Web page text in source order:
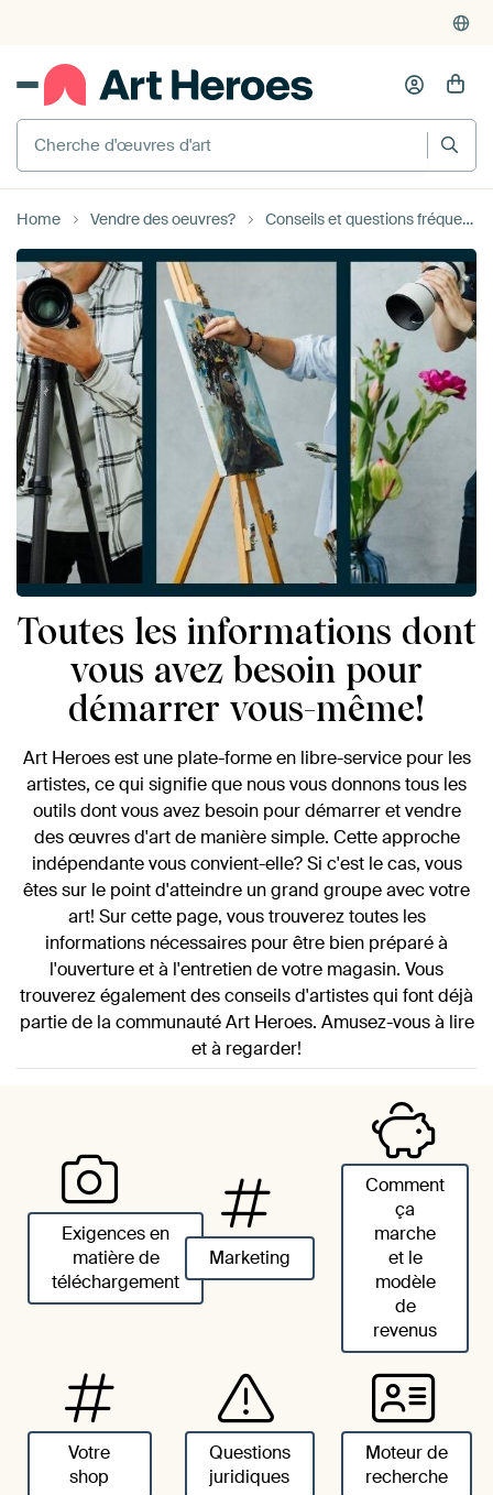
Cherche d'œuvres d'art
Home Vendre des oeuvres? Conseils et questions fréquemment posées artiste
Toutes les informations dont
vous avez besoin pour
démarrer vous-même!
Art Heroes est une plate-forme en libre-service pour les
artistes, ce qui signifie que nous vous donnons tous les
outils dont vous avez besoin pour démarrer et vendre
des œuvres d'art de manière simple. Cette approche
indépendante vous convient-elle? Si c'est le cas, vous
êtes sur le point d'atteindre un grand groupe avec votre
art! Sur cette page, vous trouverez toutes les
informations nécessaires pour être bien préparé à
l'ouverture et à l'entretien de votre magasin. Vous
trouverez également des conseils d'artistes qui font déjà
partie de la communauté Art Heroes. Amusez-vous à lire
et à regarder!
Exigences en
matière de
téléchargement
Marketing
Comment
ça
marche
et le
modèle
de
revenus
Votre
shop
Questions
juridiques
Moteur de
recherche